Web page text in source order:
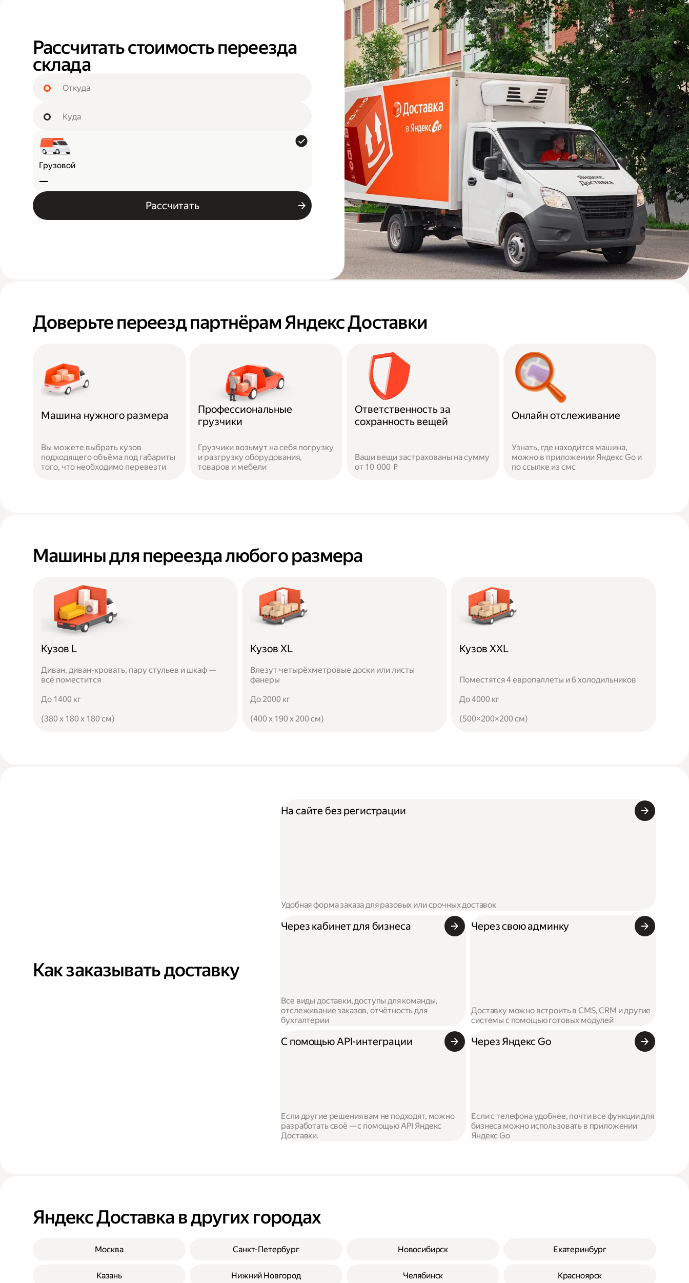
Рассчитать стоимость переезда
склада
Грузовой
—
Рассчитать
Доверьте переезд партнёрам Яндекс Доставки
Машина нужного размера
Вы можете выбрать кузов
подходящего объёма под габариты
того, что необходимо перевезти
Профессиональные
грузчики
Грузчики возьмут на себя погрузку
и разгрузку оборудования,
товаров и мебели
Ответственность за
сохранность вещей
Ваши вещи застрахованы на сумму
от 10 000 ₽
Онлайн отслеживание
Узнать, где находится машина,
можно в приложении Яндекс Go и
по ссылке из смс
Машины для переезда любого размера
Кузов L
Диван, диван-кровать, пару стульев и шкаф —
всё поместится
До 1400 кг
(380 x 180 x 180 см)
Кузов XL
Влезут четырёхметровые доски или листы
фанеры
До 2000 кг
(400 x 190 x 200 см)
Кузов XXL
Поместятся 4 европаллеты и 6 холодильников
До 4000 кг
(500×200×200 см)
Как заказывать доставку
На сайте без регистрации
Удобная форма заказа для разовых или срочных доставок
Через кабинет для бизнеса
Все виды доставки, доступы для команды,
отслеживание заказов, отчётность для
бухгалтерии
Через свою админку
Доставку можно встроить в CMS, CRM и другие
системы с помощью готовых модулей
С помощью API-интеграции
Если другие решения вам не подходят, можно
разработать своё — с помощью API Яндекс
Доставки.
Через Яндекс Go
Если с телефона удобнее, почти все функции для
бизнеса можно использовать в приложении
Яндекс Go
Яндекс Доставка в других городах
Москва Санкт-Петербург Новосибирск Екатеринбург
Казань Нижний Новгород Челябинск Красноярск